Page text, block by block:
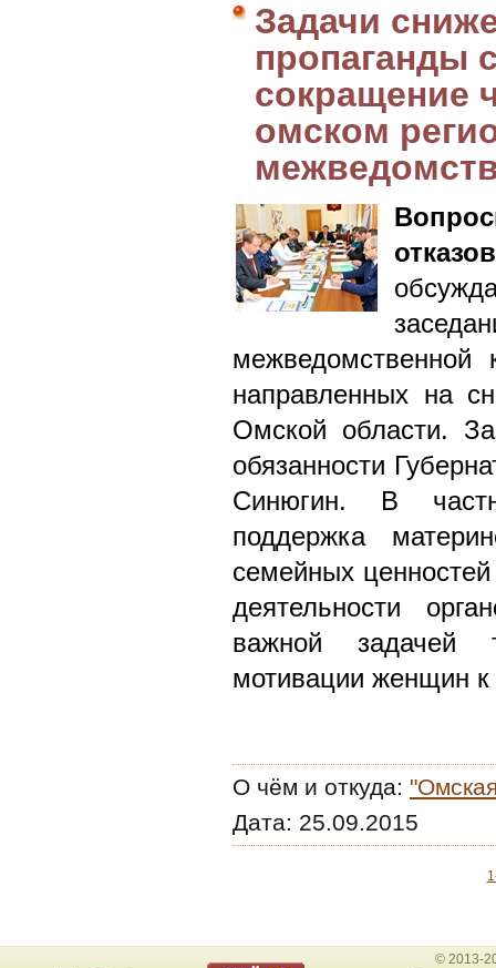
Задачи
пропаганды
сокращение
омском
отказов
межведомственной
направленных на
Омской области.
обязанности
Синюгин. В
поддержка
семейных
деятельности
важной задачей
мотивации женщин
О чём и откуда:
Дата: 25.09.2015
© 2013-